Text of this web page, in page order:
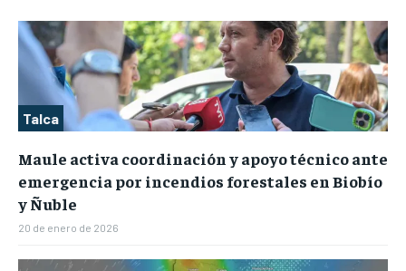
Talca
Maule activa coordinación y apoyo técnico ante
emergencia por incendios forestales en Biobío
y Ñuble
20 de enero de 2026